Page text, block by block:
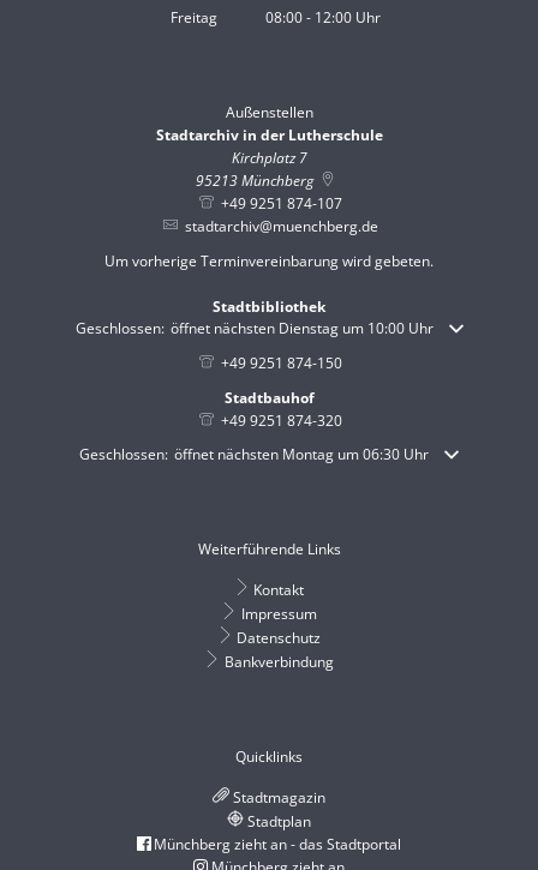
Von 14:00 bis 17:30 Uhr
Freitag 08:00- 12:00 Uhr
Außenstellen
Stadtarchiv in der Lutherschule
Kirchplatz 7
95213Münchberg
+49 9251 874-107
stadtarchiv@muenchberg.de
Um vorherige Terminvereinbarung wird gebeten.
Stadtbibliothek
Klicken, um weitere Öffnungs- oder Schließzeiten auszublenden
Geschlossen: öffnet nächsten Dienstag um 10:00 Uhr
+49 9251 874-150
Stadtbauhof
+49 9251 874-320
Klicken, um weitere Öffnungs- oder Schließzeiten auszublenden
Geschlossen: öffnet nächsten Montag um 06:30 Uhr
Weiterführende Links
Kontakt
Impressum
Datenschutz
Bankverbindung
Quicklinks
Stadtmagazin
Stadtplan
Münchberg zieht an - das Stadtportal